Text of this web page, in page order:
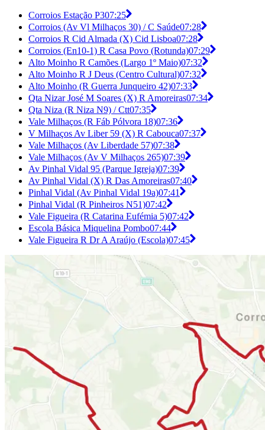
Corroios Estação P307:25
Corroios (Av Vl Milhaços 30) / C Saúde07:28
Corroios R Cid Almada (X) Cid Lisboa07:28
Corroios (En10-1) R Casa Povo (Rotunda)07:29
Alto Moinho R Camões (Largo 1º Maio)07:32
Alto Moinho R J Deus (Centro Cultural)07:32
Alto Moinho (R Guerra Junqueiro 42)07:33
Qta Nizar José M Soares (X) R Amoreiras07:34
Qta Niza (R Niza N9) / Ctt07:35
Vale Milhaços (R Fáb Pólvora 18)07:36
V Milhaços Av Liber 59 (X) R Cabouca07:37
Vale Milhaços (Av Liberdade 57)07:38
Vale Milhaços (Av V Milhaços 265)07:39
Av Pinhal Vidal 95 (Parque Igreja)07:39
Av Pinhal Vidal (X) R Das Amoreiras07:40
Pinhal Vidal (Av Pinhal Vidal 19a)07:41
Pinhal Vidal (R Pinheiros N51)07:42
Vale Figueira (R Catarina Eufémia 5)07:42
Escola Básica Miquelina Pombo07:44
Vale Figueira R Dr A Araújo (Escola)07:45